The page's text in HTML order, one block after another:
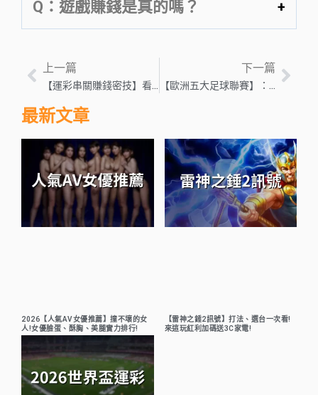
Q：遊戲賺錢是真的嗎？
上一篇 下一篇
最新文章
2026【人氣AV女優推薦】撞不壞的女
人!女優臉蛋、酥胸、美腿實力排行!
【雷神之錘2訊號】打法、選台一次看!
來這玩紅利加碼送3C家電!